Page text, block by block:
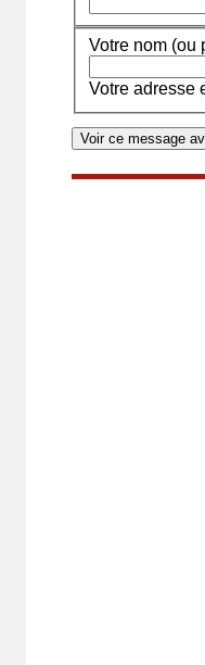
Votre nom (ou
Votre adresse